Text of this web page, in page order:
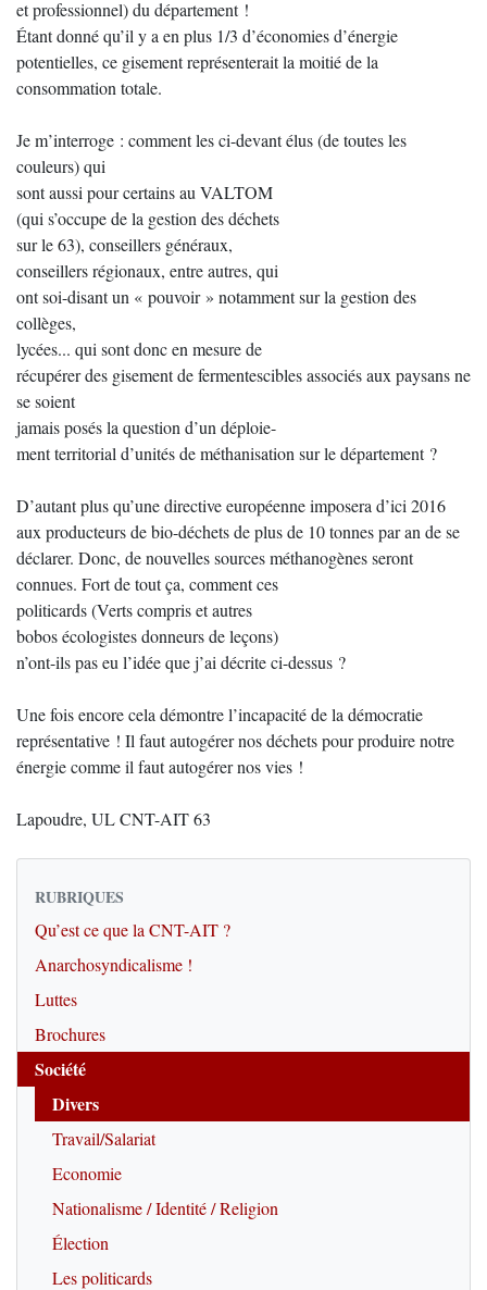
et professionnel) du département !
Étant donné qu’il y a en plus 1/3 d’économies d’énergie
potentielles, ce gisement représenterait la moitié de la
consommation totale.
Je m’interroge : comment les ci-devant élus (de toutes les
couleurs) qui
sont aussi pour certains au VALTOM
(qui s’occupe de la gestion des déchets
sur le 63), conseillers généraux,
conseillers régionaux, entre autres, qui
ont soi-disant un « pouvoir » notamment sur la gestion des
collèges,
lycées... qui sont donc en mesure de
récupérer des gisement de fermentescibles associés aux paysans ne
se soient
jamais posés la question d’un déploie-
ment territorial d’unités de méthanisation sur le département ?
D’autant plus qu’une directive européenne imposera d’ici 2016
aux producteurs de bio-déchets de plus de 10 tonnes par an de se
déclarer. Donc, de nouvelles sources méthanogènes seront
connues. Fort de tout ça, comment ces
politicards (Verts compris et autres
bobos écologistes donneurs de leçons)
n’ont-ils pas eu l’idée que j’ai décrite ci-dessus ?
Une fois encore cela démontre l’incapacité de la démocratie
représentative ! Il faut autogérer nos déchets pour produire notre
énergie comme il faut autogérer nos vies !
Lapoudre, UL CNT-AIT 63
RUBRIQUES
Qu’est ce que la CNT-AIT ?
Anarchosyndicalisme !
Luttes
Brochures
Société
Divers
Travail/Salariat
Economie
Nationalisme / Identité / Religion
Élection
Les politicards